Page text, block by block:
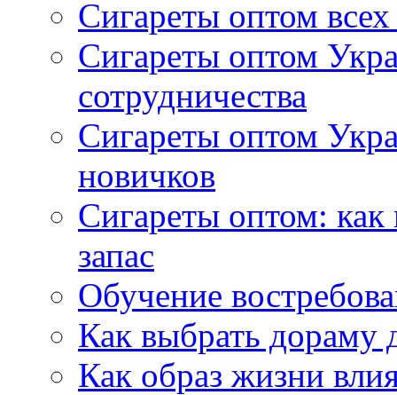
Сигареты оптом
Сигареты оптом
сотрудничества
Сигареты оптом
новичков
Сигареты оптом:
запас
Обучение
Как выбрать дораму
Как образ жизни